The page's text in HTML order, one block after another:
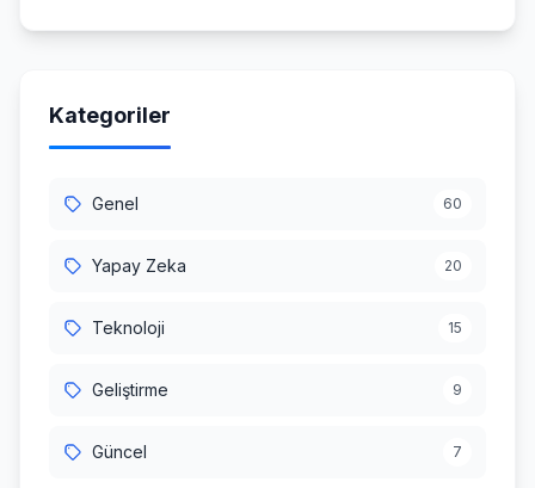
Kategoriler
Genel 60
Yapay Zeka 20
Teknoloji 15
Geliştirme 9
Güncel 7